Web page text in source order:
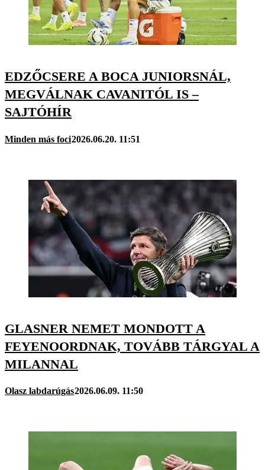
EDZŐCSERE A BOCA JUNIORSNÁL,
MEGVÁLNAK CAVANITÓL IS –
SAJTÓHÍR
Minden más foci2026.06.20. 11:51
GLASNER NEMET MONDOTT A
FEYENOORDNAK, TOVÁBB TÁRGYAL A
MILANNAL
Olasz labdarúgás2026.06.09. 11:50